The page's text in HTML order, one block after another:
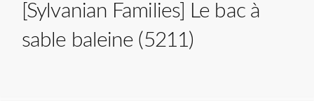
[Sylvanian Families] Le bac à
sable baleine (5211)